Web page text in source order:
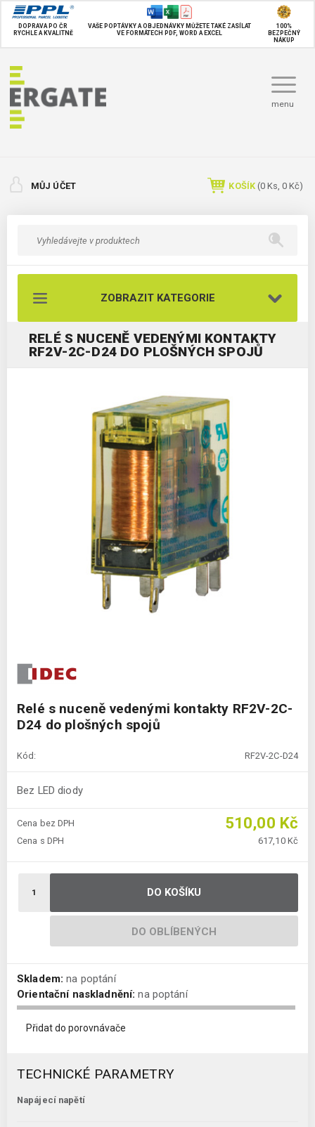
DOPRAVA PO ČR
RYCHLE A KVALITNĚ
VAŠE POPTÁVKY A OBJEDNÁVKY MŮŽETE TAKÉ ZASÍLAT
VE FORMÁTECH PDF, WORD A EXCEL
100%
BEZPEČNÝ
NÁKUP
menu
MŮJ ÚČET KOŠÍK (0 Ks, 0 Kč)
ZOBRAZIT KATEGORIE
RELÉ S NUCENĚ VEDENÝMI KONTAKTY
RF2V-2C-D24 DO PLOŠNÝCH SPOJŮ
Relé s nuceně vedenými kontakty RF2V-2C-
D24 do plošných spojů
Kód: RF2V-2C-D24
Bez LED diody
Cena bez DPH 510,00 Kč
Cena s DPH 617,10 Kč
DO KOŠÍKU
DO OBLÍBENÝCH
Skladem: na poptání
Orientační naskladnění: na poptání
Přidat do porovnávače
TECHNICKÉ PARAMETRY
Napájecí napětí